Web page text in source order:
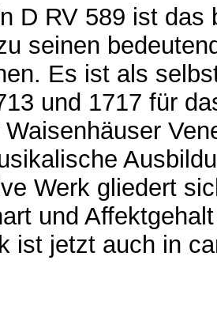
D RV 589 ist
seinen
Es ist als
und 1717 für
Werk gliedert
und
ist jetzt auch in